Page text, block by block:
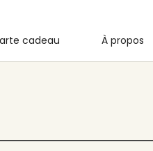
cadeau À propos